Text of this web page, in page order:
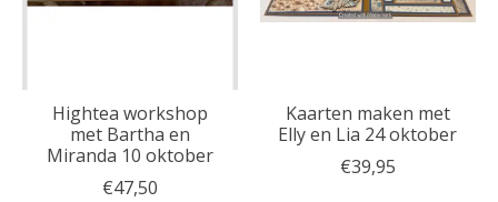
Hightea workshop
met Bartha en
Miranda 10 oktober
€47,50
Kaarten maken met
Elly en Lia 24 oktober
€39,95